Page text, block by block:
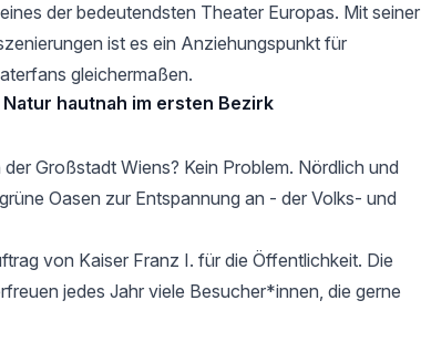
der bedeutendsten Theater Europas. Mit seiner
ist es ein Anziehungspunkt für
gleichermaßen.
hautnah im ersten Bezirk
Großstadt Wiens? Kein Problem. Nördlich und
Oasen zur Entspannung an - der Volks- und
von Kaiser Franz I. für die Öffentlichkeit. Die
jedes Jahr viele Besucher*innen, die gerne